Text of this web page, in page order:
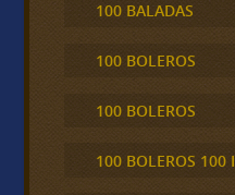
100 BALADAS
100 BOLEROS
100 BOLEROS
100 BOLEROS 100